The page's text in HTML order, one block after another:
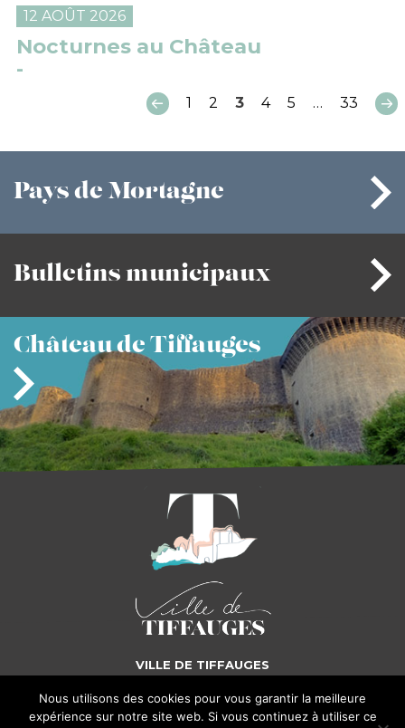
12 AOÛT 2026
Nocturnes au Château
1 2 3 4 5 … 33
Pays de Mortagne
Bulletins municipaux
Châteaude Tiffauges
VILLE DE TIFFAUGES
5, place Gilles de Rais - 85130 TIFFAUGES
Tél. : 02 51 65 72 25
Nous utilisons des cookies pour vous garantir la meilleure
expérience sur notre site web. Si vous continuez à utiliser ce